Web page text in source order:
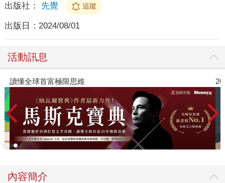
出版社： 先覺 追蹤
出版日： 2024/08/01
活動訊息
讀懂全球首富極限思維
內容簡介